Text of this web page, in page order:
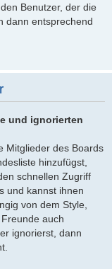
Benutzer, der die
dann entsprechend
und ignorierten
Mitglieder des Boards
hinzufügst,
schnellen Zugriff
und kannst ihnen
von dem Style,
auch
ignorierst, dann